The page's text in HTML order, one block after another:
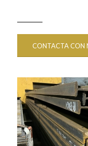
CONTACTA CON